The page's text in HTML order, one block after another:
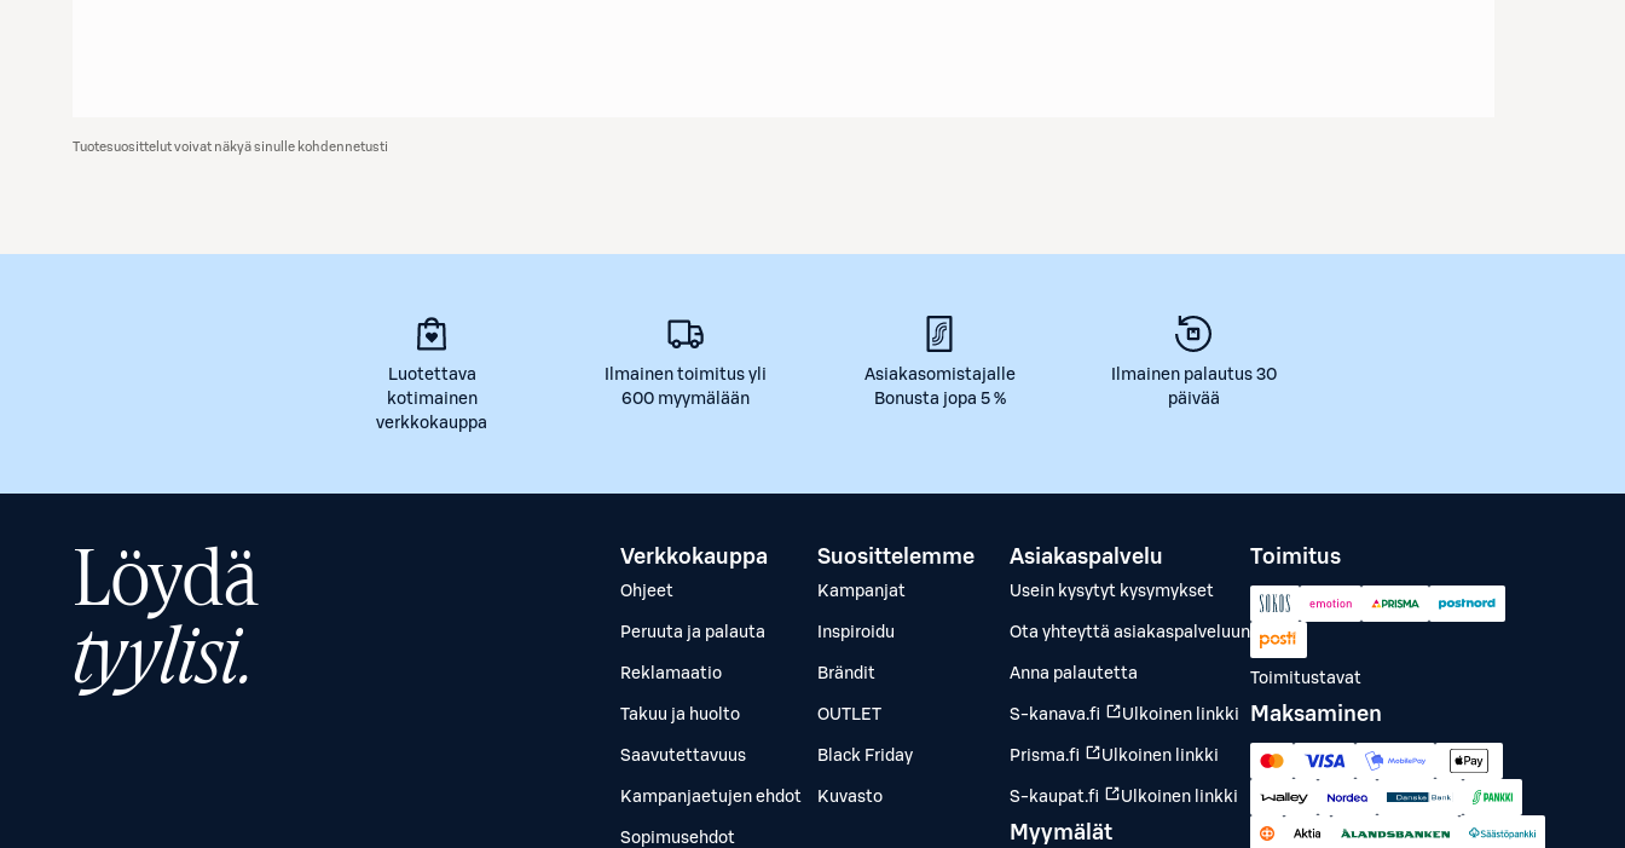
Tuotesuosittelut voivat näkyä sinulle kohdennetusti
Luotettava
kotimainen
verkkokauppa
Ilmainen toimitus yli
600 myymälään
Asiakasomistajalle
Bonusta jopa 5 %
Ilmainen palautus 30
päivää
Löydä
tyylisi.
Verkkokauppa
Ohjeet
Peruuta ja palauta
Reklamaatio
Takuu ja huolto
Saavutettavuus
Kampanjaetujen ehdot
Sopimusehdot
Suosittelemme
Kampanjat
Inspiroidu
Brändit
OUTLET
Black Friday
Kuvasto
Asiakaspalvelu
Usein kysytyt kysymykset
Ota yhteyttä asiakaspalveluun
Anna palautetta
S-kanava.fi Ulkoinen linkki
Prisma.fi Ulkoinen linkki
S-kaupat.fi Ulkoinen linkki
Myymälät
Toimitus
Toimitustavat
Maksaminen